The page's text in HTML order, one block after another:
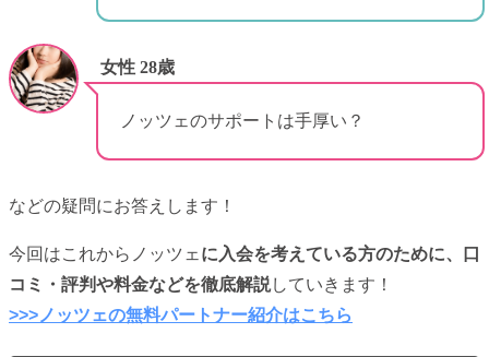
女性 28歳
ノッツェのサポートは手厚い？
などの疑問にお答えします！
今回はこれからノッツェに入会を考えている方のために、口
コミ・評判や料金などを徹底解説していきます！
>>>ノッツェの無料パートナー紹介はこちら